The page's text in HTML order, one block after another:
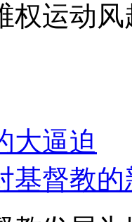
权运动
大逼迫
督教的